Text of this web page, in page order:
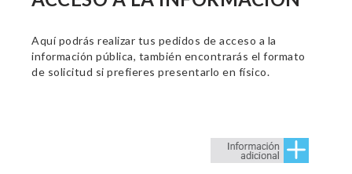
Aquí podrás realizar tus pedidos de acceso a la
información pública, también encontrarás el formato
de solicitud si prefieres presentarlo en físico.